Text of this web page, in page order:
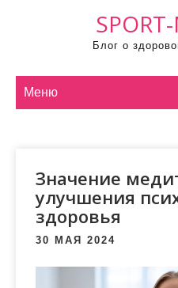
Блог о
Меню
Значение
улучшения
здоровья
30 МАЯ 2024